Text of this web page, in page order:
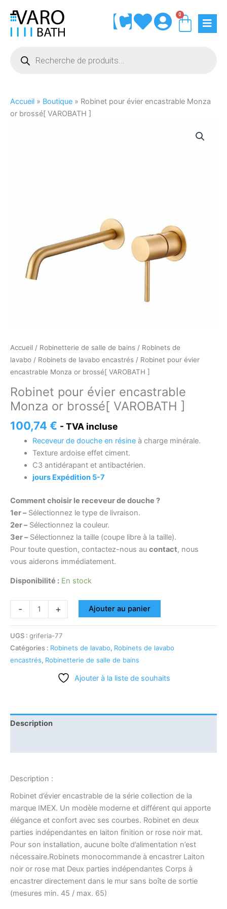
contenu
0
produits
Accueil » Boutique » Robinet pour évier encastrable Monza
or brossé[ VAROBATH ]
Accueil / Robinetterie de salle de bains / Robinets de
lavabo / Robinets de lavabo encastrés / Robinet pour évier
encastrable Monza or brossé[ VAROBATH ]
Robinet pour évier encastrable
Monza or brossé[ VAROBATH ]
100,74 € - TVA incluse
Receveur de douche en résineà charge minérale.
Texture ardoise effet ciment.
C3 antidérapant et antibactérien.
jours Expédition 5-7
Comment choisir le receveur de douche ?
1er –Sélectionnez le type de livraison.
2er –Sélectionnez la couleur.
3er –Sélectionnez la taille (coupe libre à la taille).
Pour toute question, contactez-nous au contact, nous
vous aiderons immédiatement.
Disponibilité : En stock
- + Ajouter au panier
UGS : griferia-77
Catégories : Robinets de lavabo, Robinets de lavabo
encastrés, Robinetterie de salle de bains
Ajouter à la liste de souhaits
Description
Description :
Robinet d’évier encastrable de la série collection de la
marque IMEX. Un modèle moderne et différent qui apporte
élégance et confort avec ses courbes. Robinet en deux
parties indépendantes en laiton finition or rose noir mat.
Pour son installation, aucune boîte d’alimentation n’est
nécessaire.Robinets monocommande à encastrer Laiton
noir or rose mat Deux parties indépendantes Corps à
encastrer directement dans le mur sans boîte de sortie
(mesures min. 45 / max. 65)